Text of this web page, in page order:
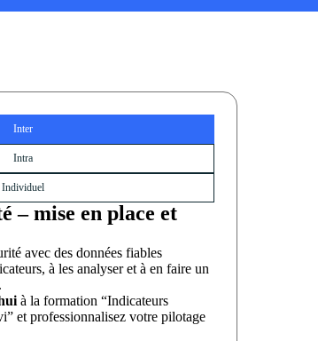
Inter
Intra
Individuel
– mise en place et
avec des données fiables
à les analyser et à en faire un
à la formation “Indicateurs
et professionnalisez votre pilotage